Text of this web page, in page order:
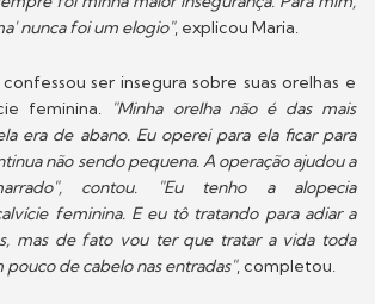
nunca foi um elogio", explicou Maria.
ser insegura sobre suas orelhas e
feminina.
"Minha orelha não é das mais
era de abano. Eu operei para ela ficar para
não sendo pequena. A operação ajudou a
contou. "Eu tenho a alopecia
feminina. E eu tô tratando para adiar a
mas de fato vou ter que tratar a vida toda
de cabelo nas entradas", completou.